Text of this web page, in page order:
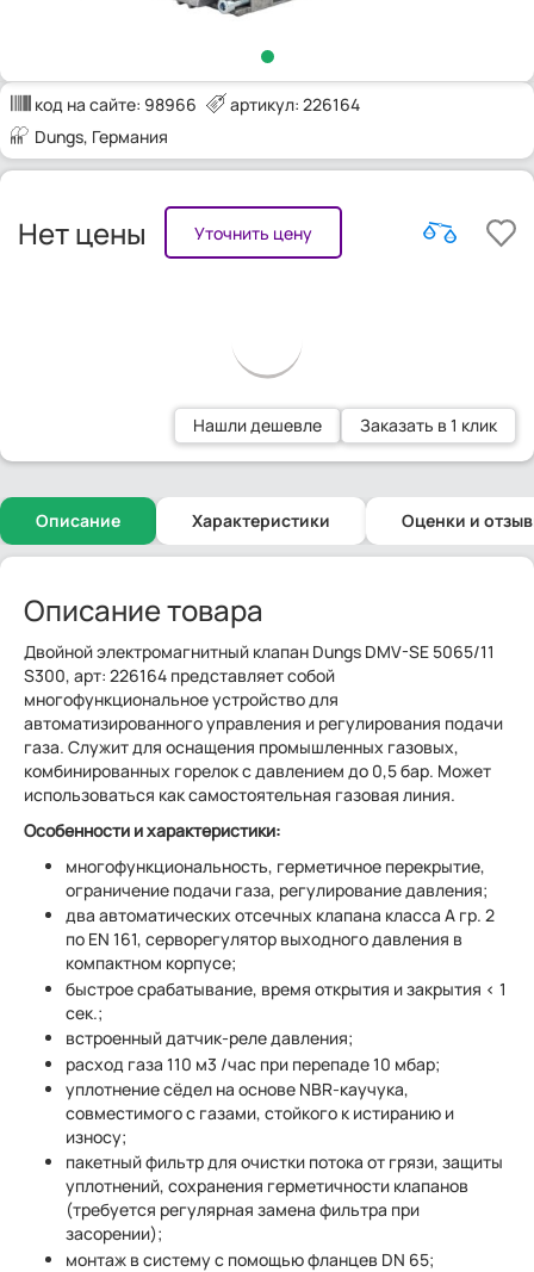
код на сайте: 98966
артикул: 226164
Dungs, Германия
Нет цены Уточнить цену
Нашли дешевле Заказать в 1 клик
Описание Характеристики Оценки и
Описание товара
Двойной электромагнитный клапан Dungs DMV-SE 5065/11
S300, арт: 226164 представляет собой
многофункциональное устройство для
автоматизированного управления и регулирования подачи
газа. Служит для оснащения промышленных газовых,
комбинированных горелок с давлением до 0,5 бар. Может
использоваться как самостоятельная газовая линия.
Особенности и характеристики:
многофункциональность, герметичное перекрытие,
ограничение подачи газа, регулирование давления;
два автоматических отсечных клапана класса А гр. 2
по EN 161, серворегулятор выходного давления в
компактном корпусе;
быстрое срабатывание, время открытия и закрытия < 1
сек.;
встроенный датчик-реле давления;
расход газа 110 м3 /час при перепаде 10 мбар;
уплотнение сёдел на основе NBR-каучука,
совместимого с газами, стойкого к истиранию и
износу;
пакетный фильтр для очистки потока от грязи, защиты
уплотнений, сохранения герметичности клапанов
(требуется регулярная замена фильтра при
засорении);
монтаж в систему с помощью фланцев DN 65;